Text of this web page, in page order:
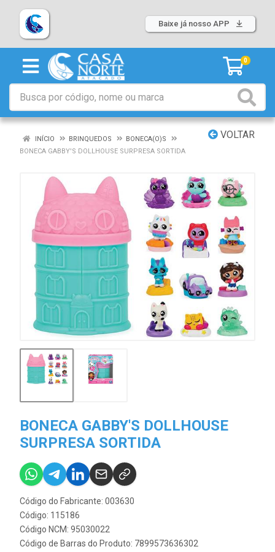
Baixe já nosso APP
0
VOLTAR
INÍCIO BRINQUEDOS
BONECA(O)S
BONECA GABBY'S DOLLHOUSE SURPRESA SORTIDA
BONECA GABBY'S DOLLHOUSE
SURPRESA SORTIDA
Código do Fabricante: 003630
Código: 115186
Código NCM: 95030022
Código de Barras do Produto: 7899573636302